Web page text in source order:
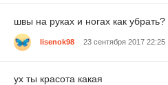
швы на руках и ногах как убрать?
lisenok98 23 сентября 2017 22:25
ух ты красота какая